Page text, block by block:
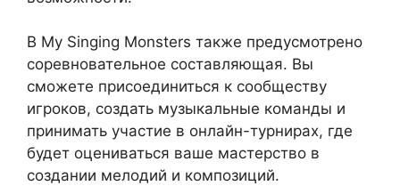
В My Singing Monsters также предусмотрено
соревновательное составляющая. Вы
сможете присоединиться к сообществу
игроков, создать музыкальные команды и
принимать участие в онлайн-турнирах, где
будет оцениваться ваше мастерство в
создании мелодий и композиций.